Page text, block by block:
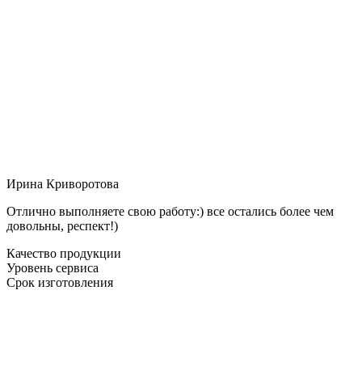
Ирина Криворотова
Отлично выполняете свою работу:) все остались более чем
довольны, респект!)
Качество продукции
Уровень сервиса
Срок изготовления